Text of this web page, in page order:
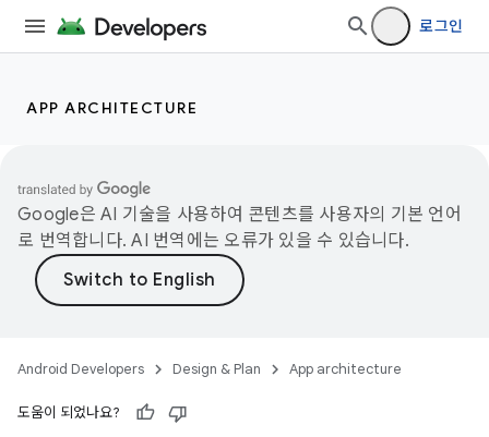
로그인
APP ARCHITECTURE
Google은 AI 기술을 사용하여 콘텐츠를 사용자의 기본 언어
로 번역합니다. AI 번역에는 오류가 있을 수 있습니다.
Android Developers Design & Plan App architecture
도움이 되었나요?